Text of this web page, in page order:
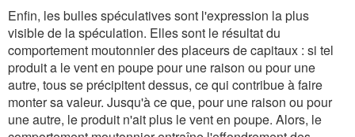
Enfin, les bulles spéculatives sont l'expression la plus
visible de la spéculation. Elles sont le résultat du
comportement moutonnier des placeurs de capitaux : si tel
produit a le vent en poupe pour une raison ou pour une
autre, tous se précipitent dessus, ce qui contribue à faire
monter sa valeur. Jusqu'à ce que, pour une raison ou pour
une autre, le produit n'ait plus le vent en poupe. Alors, le